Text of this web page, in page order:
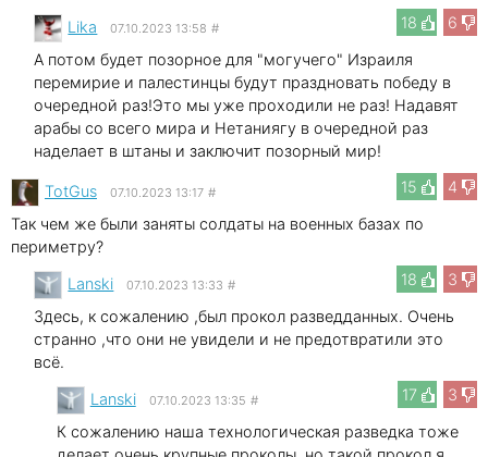
18
6
Lika 07.10.2023 13:58 #
А потом будет позорное для "могучего" Израиля
перемирие и палестинцы будут праздновать победу в
очередной раз!Это мы уже проходили не раз! Надавят
арабы со всего мира и Нетаниягу в очередной раз
наделает в штаны и заключит позорный мир!
15
4
TotGus 07.10.2023 13:17 #
Так чем же были заняты солдаты на военных базах по
периметру?
18
3
Lanski 07.10.2023 13:33 #
Здесь, к сожалению ,был прокол разведданных. Очень
странно ,что они не увидели и не предотвратили это
всё.
17
3
Lanski 07.10.2023 13:35 #
К сожалению наша технологическая разведка тоже